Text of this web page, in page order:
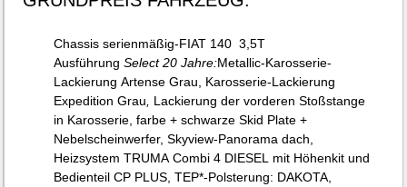
Chassis serienmäßig-FIAT 140 3,5T
AusführungSelect 20 Jahre:Metallic-Karosserie-
Lackierung Artense Grau, Karosserie-Lackierung
Expedition Grau
Lackierung der vorderen Stoßstange
in Karosserie, farbe + schwarze Skid Plate +
Nebelscheinwerfer, Skyview-Panorama dach,
Heizsystem TRUMA Combi 4 DIESEL mit Höhenkit und
Bedienteil CP PLUS, TEP*-Polsterung: DAKOTA,